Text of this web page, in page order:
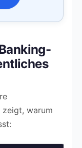
zeigt, warum